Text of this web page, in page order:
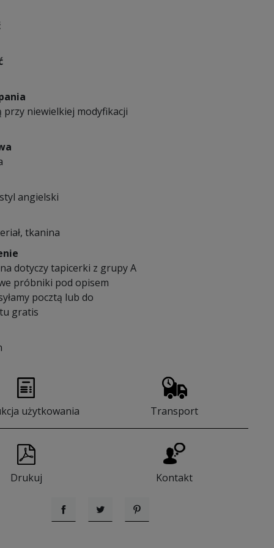
przy niewielkiej modyfikacji
angielski
tkanina
dotyczy tapicerki z grupy A
próbniki pod opisem
pocztą lub do
gratis
użytkowania Transport
Drukuj Kontakt
UdostępnijTweetujPinterest